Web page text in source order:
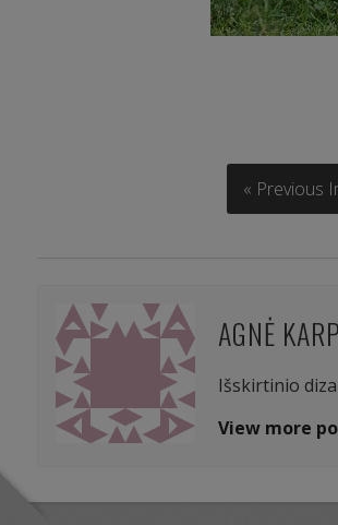
« Previous
AGNĖ
Išskirtinio
View more